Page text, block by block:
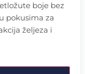
boje bez
pokusima za
željeza i